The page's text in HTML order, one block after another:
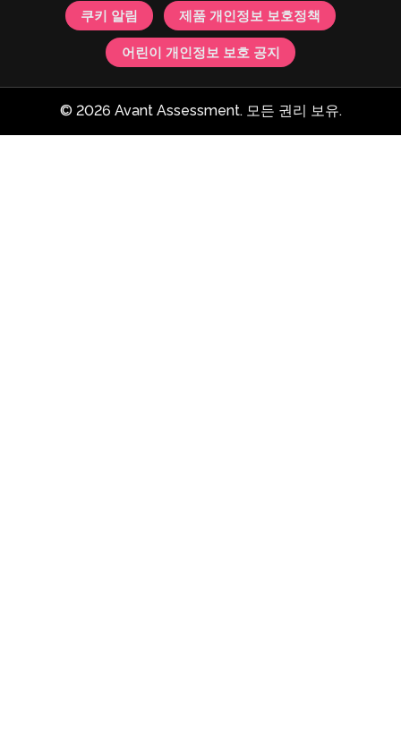
쿠키 알림 제품 개인정보 보호정책
어린이 개인정보 보호 공지
© 2026 Avant Assessment. 모든 권리 보유.